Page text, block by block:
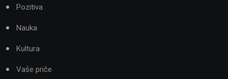
Pozitiva
Nauka
Kultura
Vaše priče